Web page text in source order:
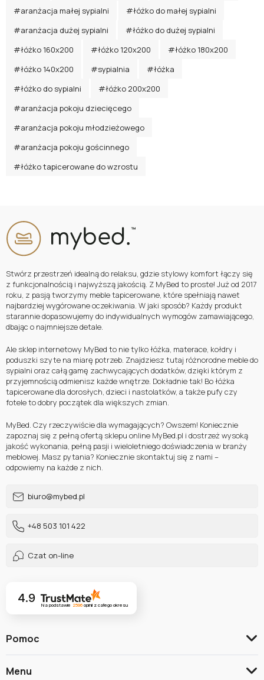
#aranżacja małej sypialni
#łóżko do małej sypialni
#aranżacja dużej sypialni
#łóżko do dużej sypialni
#łóżko 160x200
#łóżko 120x200
#łóżko 180x200
#łóżko 140x200
#sypialnia
#łóżka
#łóżko do sypialni
#łóżko 200x200
#aranżacja pokoju dziecięcego
#aranżacja pokoju młodzieżowego
#aranżacja pokoju gościnnego
#łóżko tapicerowane do wzrostu
Stwórz przestrzeń idealną do relaksu, gdzie stylowy komfort łączy się
z funkcjonalnością i najwyższą jakością. Z MyBed to proste! Już od 2017
roku, z pasją tworzymy meble tapicerowane, które spełniają nawet
najbardziej wygórowane oczekiwania. W jaki sposób? Każdy produkt
starannie dopasowujemy do indywidualnych wymogów zamawiającego,
dbając o najmniejsze detale.
Ale sklep internetowy MyBed to nie tylko łóżka, materace, kołdry i
poduszki szyte na miarę potrzeb. Znajdziesz tutaj różnorodne meble do
sypialni oraz całą gamę zachwycających dodatków, dzięki którym z
przyjemnością odmienisz każde wnętrze. Dokładnie tak! Bo łóżka
tapicerowane dla dorosłych, dzieci i nastolatków, a także pufy czy
fotele to dobry początek dla większych zmian.
MyBed. Czy rzeczywiście dla wymagających? Owszem! Koniecznie
zapoznaj się z pełną ofertą sklepu online MyBed.pl i dostrzeż wysoką
jakość wykonania, pełną pasji i wieloletniego doświadczenia w branży
meblowej. Masz pytania? Koniecznie skontaktuj się z nami –
odpowiemy na każde z nich.
biuro@mybed.pl
+48 503 101 422
Czat on-line
4.9
Na podstawie 2596opinii z całego okresu
Pomoc
Menu